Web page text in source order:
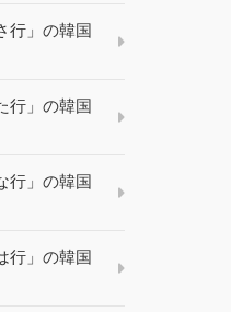
行」の韓国
行」の韓国
行」の韓国
行」の韓国